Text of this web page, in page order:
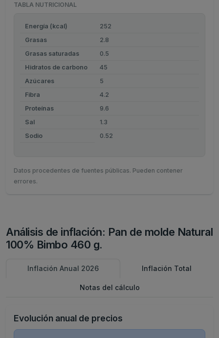
TABLA NUTRICIONAL
Energía (kcal)
252
Grasas
2.8
Grasas saturadas
0.5
Hidratos de carbono
45
Azúcares
5
Fibra
4.2
Proteínas
9.6
Sal
1.3
Sodio
0.52
Datos procedentes de fuentes públicas. Pueden contener
errores.
Análisis de inflación: Pan de molde Natural
100% Bimbo 460 g.
Inflación Anual 2026 Inflación Total
Notas del cálculo
Evolución anual de precios